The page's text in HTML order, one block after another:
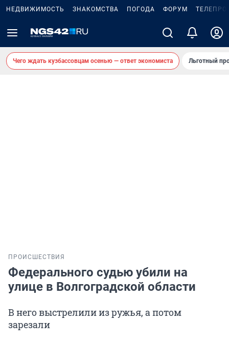
НЕДВИЖИМОСТЬ ЗНАКОМСТВА ПОГОДА ФОРУМ
Чего ждать кузбассовцам осенью — ответ экономиста Льготный
ПРОИСШЕСТВИЯ
Федерального судью убили на
улице в Волгоградской области
В него выстрелили из ружья, а потом
зарезали